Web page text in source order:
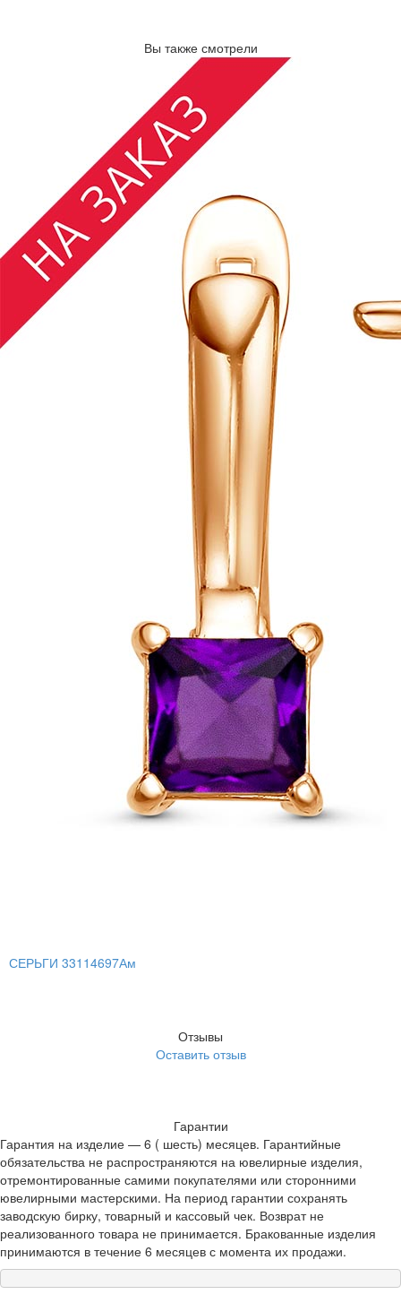
Вы также смотрели
СЕРЬГИ 33114697Ам
Отзывы
Оставить отзыв
Гарантии
Гарантия на изделие — 6 ( шесть) месяцев. Гарантийные
обязательства не распространяются на ювелирные изделия,
отремонтированные самими покупателями или сторонними
ювелирными мастерскими. На период гарантии сохранять
заводскую бирку, товарный и кассовый чек. Возврат не
реализованного товара не принимается. Бракованные изделия
принимаются в течение 6 месяцев с момента их продажи.